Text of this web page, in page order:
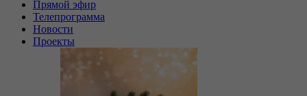
Прямой эфир
Телепрограмма
Новости
Проекты